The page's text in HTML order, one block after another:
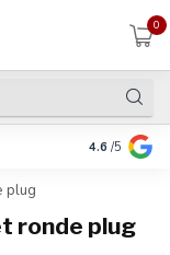
0
Betalen in
4.6 /5
plug
ronde plug